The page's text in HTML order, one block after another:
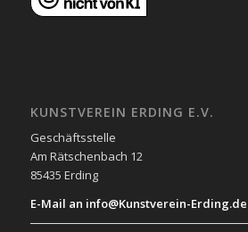
KUNSTVEREIN ERDING E.V.
Geschäftsstelle
Am Rätschenbach 12
85435 Erding
E-Mail an info@Kunstverein-Erding.de